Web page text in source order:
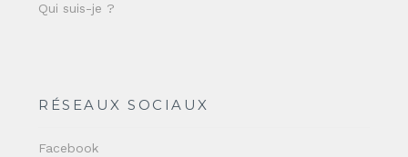
Qui suis-je ?
RÉSEAUX SOCIAUX
Facebook